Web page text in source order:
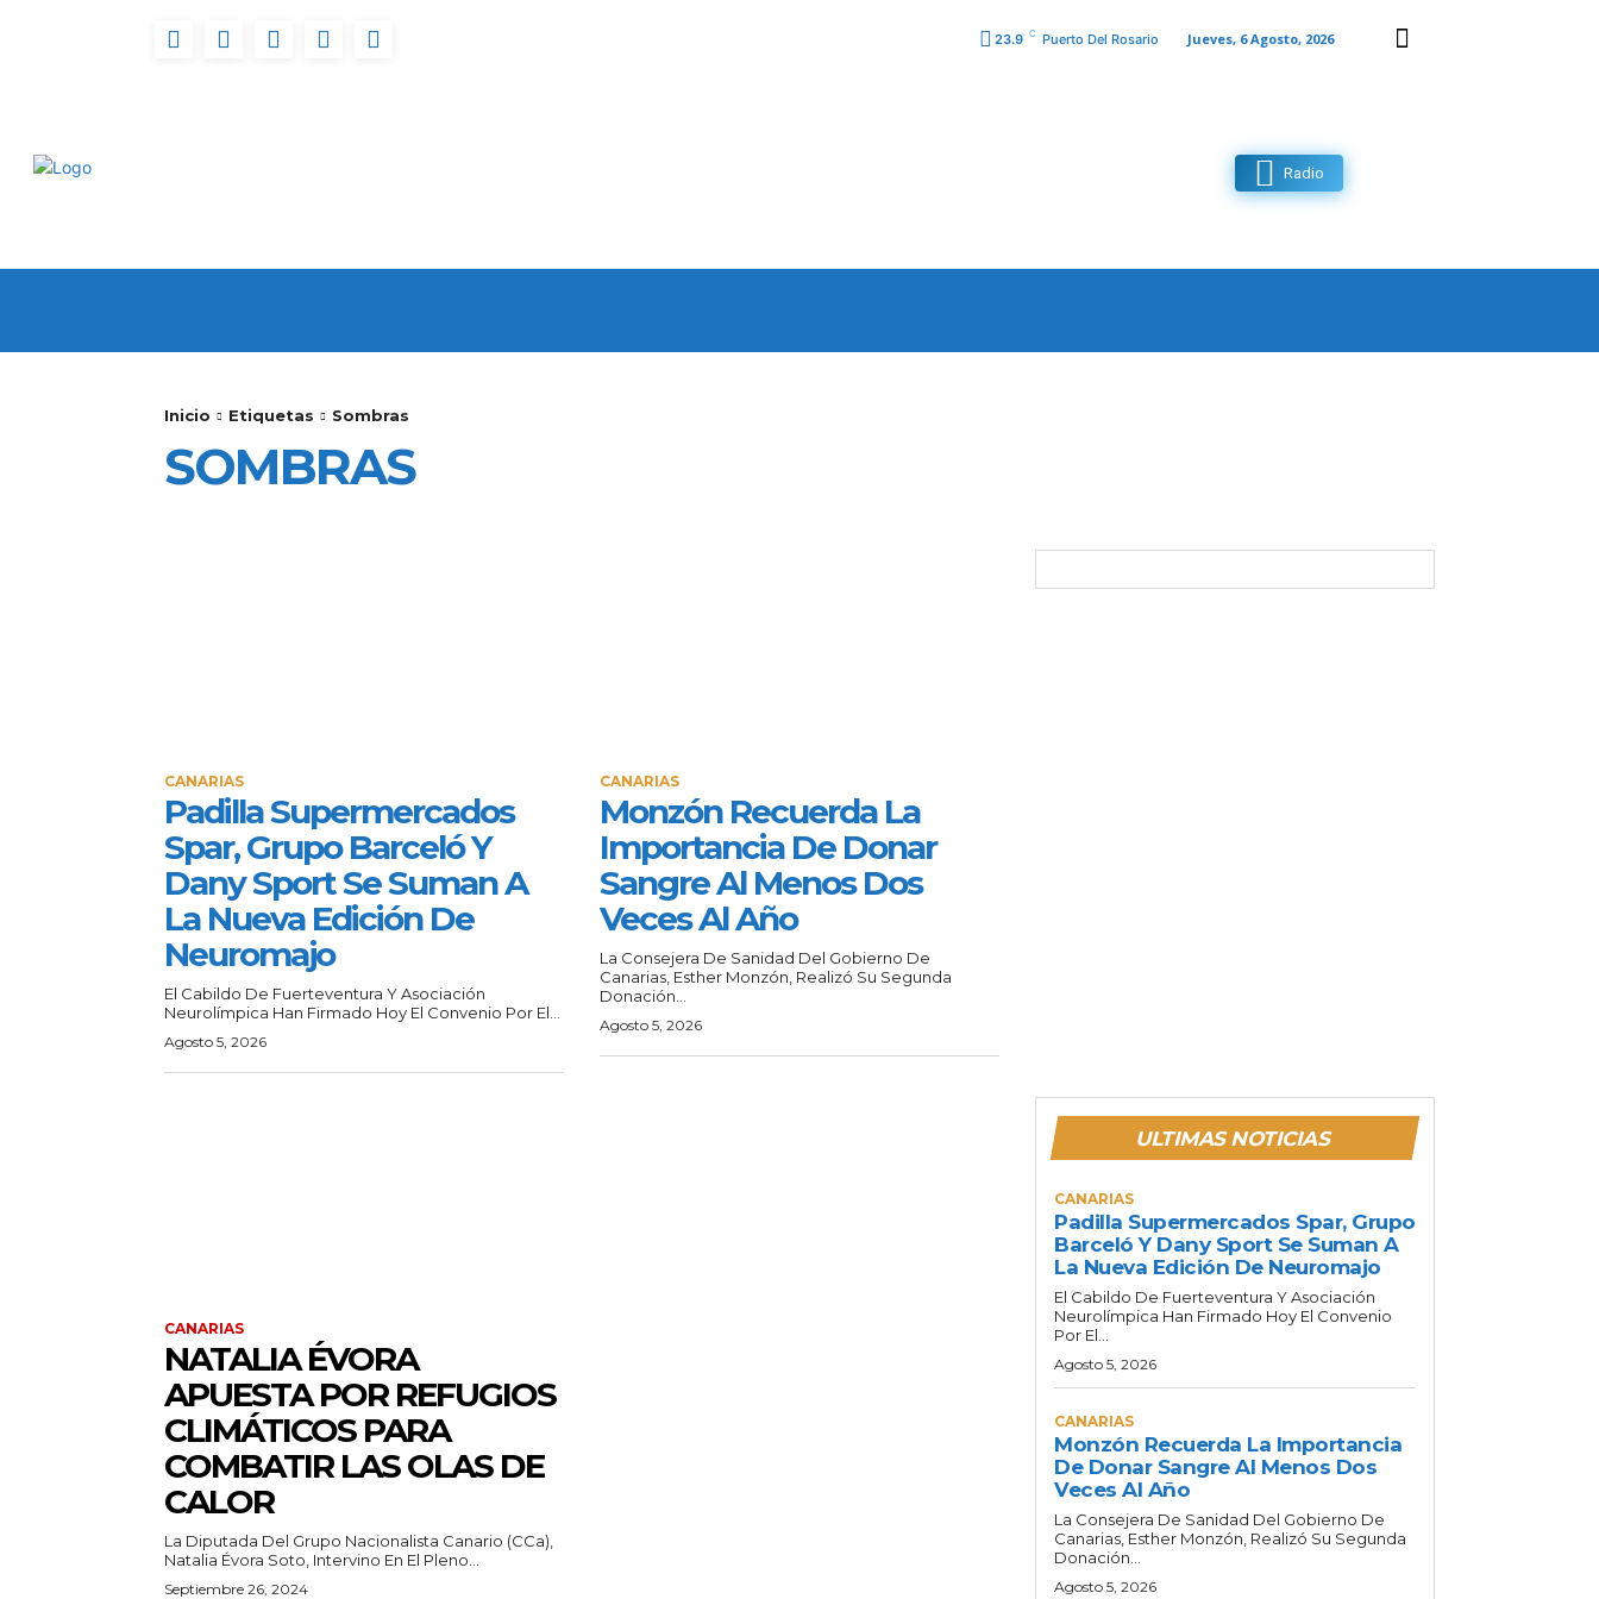
23.9 C Puerto Del Rosario Jueves, 6 Agosto, 2026
Radio
Inicio Etiquetas Sombras
SOMBRAS
CANARIAS
Padilla Supermercados
Spar, Grupo Barceló Y
Dany Sport Se Suman A
La Nueva Edición De
Neuromajo
El Cabildo De Fuerteventura Y Asociación
Neurolímpica Han Firmado Hoy El Convenio Por El...
Agosto 5, 2026
CANARIAS
Monzón Recuerda La
Importancia De Donar
Sangre Al Menos Dos
Veces Al Año
La Consejera De Sanidad Del Gobierno De
Canarias, Esther Monzón, Realizó Su Segunda
Donación...
Agosto 5, 2026
CANARIAS
NATALIA ÉVORA
APUESTA POR REFUGIOS
CLIMÁTICOS PARA
COMBATIR LAS OLAS DE
CALOR
La Diputada Del Grupo Nacionalista Canario (CCa),
Natalia Évora Soto, Intervino En El Pleno...
Septiembre 26, 2024
ULTIMAS NOTICIAS
CANARIAS
Padilla Supermercados Spar, Grupo
Barceló Y Dany Sport Se Suman A
La Nueva Edición De Neuromajo
El Cabildo De Fuerteventura Y Asociación
Neurolímpica Han Firmado Hoy El Convenio
Por El...
Agosto 5, 2026
CANARIAS
Monzón Recuerda La Importancia
De Donar Sangre Al Menos Dos
Veces Al Año
La Consejera De Sanidad Del Gobierno De
Canarias, Esther Monzón, Realizó Su Segunda
Donación...
Agosto 5, 2026